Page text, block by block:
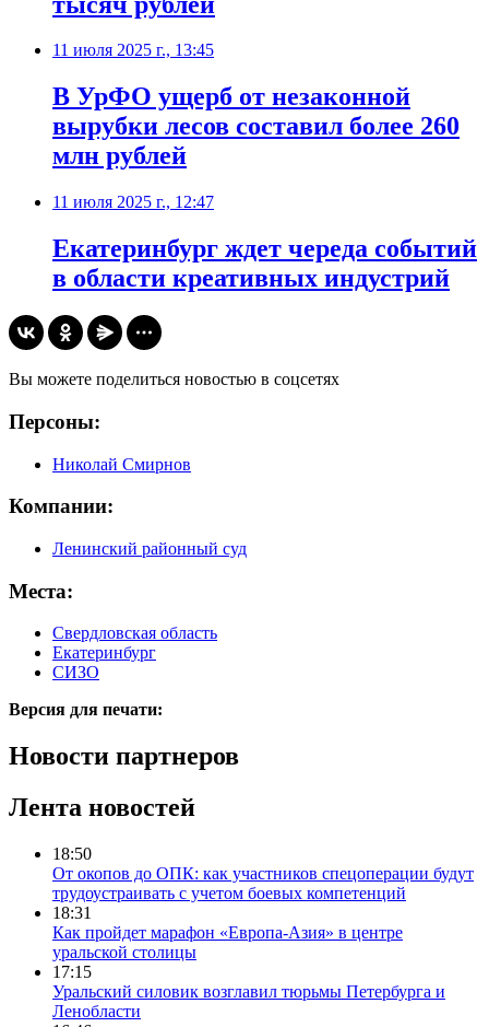
11 июля 2025 г., 13:45
В УрФО ущерб от незаконной
вырубки лесов составил более 260
млн рублей
11 июля 2025 г., 12:47
Екатеринбург ждет череда событий
в области креативных индустрий
Вы можете поделиться новостью в соцсетях
Персоны:
Николай Смирнов
Компании:
Ленинский районный суд
Места:
Свердловская область
Екатеринбург
СИЗО
Версия для печати:
Новости партнеров
Лента новостей
18:50
От окопов до ОПК: как участников спецоперации будут
трудоустраивать с учетом боевых компетенций
18:31
Как пройдет марафон «Европа-Азия» в центре
уральской столицы
17:15
Уральский силовик возглавил тюрьмы Петербурга и
Ленобласти